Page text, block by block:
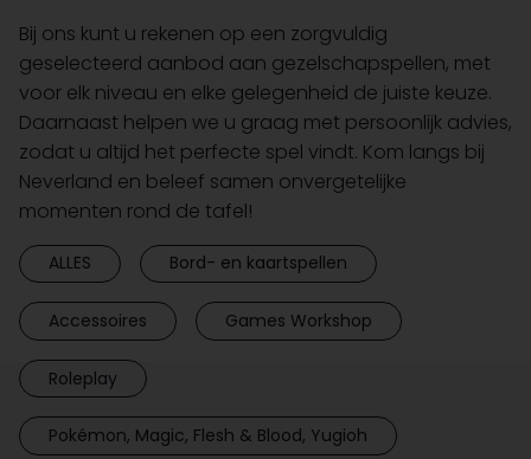
Bij ons kunt u rekenen op een zorgvuldig
geselecteerd aanbod aan gezelschapspellen, met
voor elk niveau en elke gelegenheid de juiste keuze.
Daarnaast helpen we u graag met persoonlijk advies,
zodat u altijd het perfecte spel vindt. Kom langs bij
Neverland en beleef samen onvergetelijke
momenten rond de tafel!
ALLES Bord- en kaartspellen
Accessoires Games Workshop
Roleplay
Pokémon, Magic, Flesh & Blood, Yugioh